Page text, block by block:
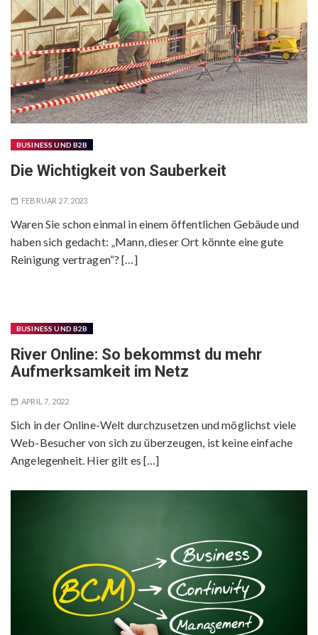
BUSINESS UND B2B
Die Wichtigkeit von Sauberkeit
FEBRUAR 27, 2023
Waren Sie schon einmal in einem öffentlichen Gebäude und
haben sich gedacht: „Mann, dieser Ort könnte eine gute
Reinigung vertragen“? […]
BUSINESS UND B2B
River Online: So bekommst du mehr
Aufmerksamkeit im Netz
APRIL 7, 2022
Sich in der Online-Welt durchzusetzen und möglichst viele
Web-Besucher von sich zu überzeugen, ist keine einfache
Angelegenheit. Hier gilt es […]